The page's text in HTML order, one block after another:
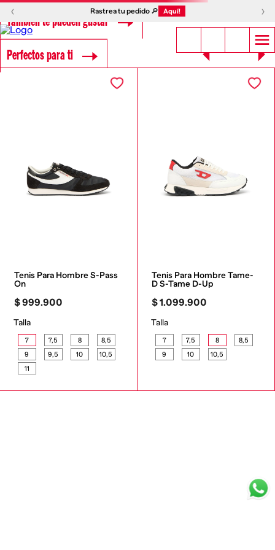
‹ Rastrea tu pedido 🔎 Aquí! ›
También te pueden gustar
Perfectos para ti
Tenis Para Hombre S-Pass
On
$999.900
Talla
7 7,5 8
8,5
9
9,5 10
10,5
11
Tenis Para Hombre Tame-
D S-Tame D-Up
$1.099.900
Talla
7 7,5 8
8,5
9
10 10,5